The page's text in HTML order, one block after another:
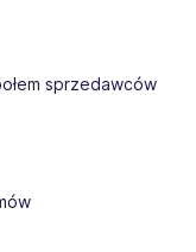
sprzedawców